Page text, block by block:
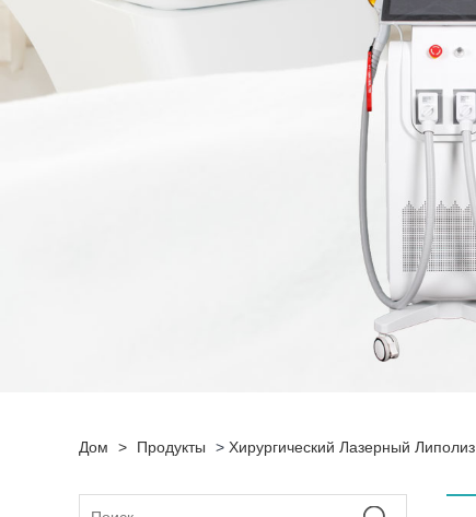
Дом > Продукты > Хирургический Лазерный Липолиз